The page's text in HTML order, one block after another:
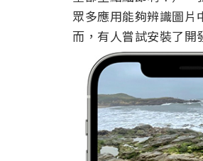
眾多應用能夠辨識圖
而，有人嘗試安裝了開